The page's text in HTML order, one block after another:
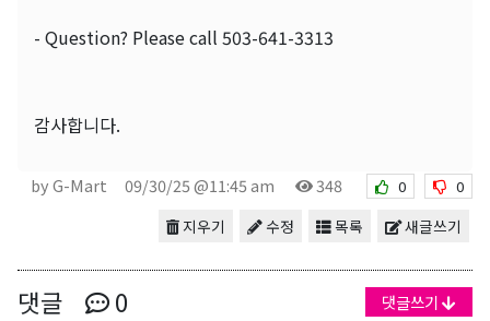
- Question? Please call 503-641-3313
감사합니다.
by G-Mart 09/30/25 @11:45 am 348 0 0
새글쓰기
목록
수정
지우기
댓글 0 댓글쓰기